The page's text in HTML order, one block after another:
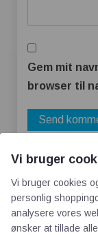
Gem mit
browser til
Vi bruger
Vi bruger cookies
personlig
analysere vores
ønsker at tillade